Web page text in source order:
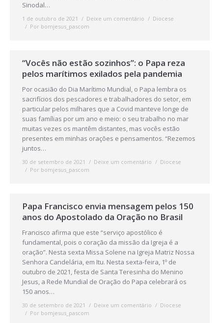
Sinodal…
1 de outubro de 2021 Deixe um comentário
Diocese
Por bomjesus_pascom
“Vocês não estão sozinhos”: o Papa reza
pelos marítimos exilados pela pandemia
Por ocasião do Dia Marítimo Mundial, o Papa lembra os
sacrifícios dos pescadores e trabalhadores do setor, em
particular pelos milhares que a Covid manteve longe de
suas famílias por um ano e meio: o seu trabalho no mar
muitas vezes os mantêm distantes, mas vocês estão
presentes em minhas orações e pensamentos. “Rezemos
juntos…
30 de setembro de 2021 Deixe um comentário
Diocese
Por bomjesus_pascom
Papa Francisco envia mensagem pelos 150
anos do Apostolado da Oração no Brasil
Francisco afirma que este “serviço apostólico é
fundamental, pois o coração da missão da Igreja é a
oração”. Nesta sexta Missa Solene na Igreja Matriz Nossa
Senhora Candelária, em Itu. Nesta sexta-feira, 1º de
outubro de 2021, festa de Santa Teresinha do Menino
Jesus, a Rede Mundial de Oração do Papa celebrará os
150 anos…
30 de setembro de 2021 Deixe um comentário
Diocese
Por bomjesus_pascom